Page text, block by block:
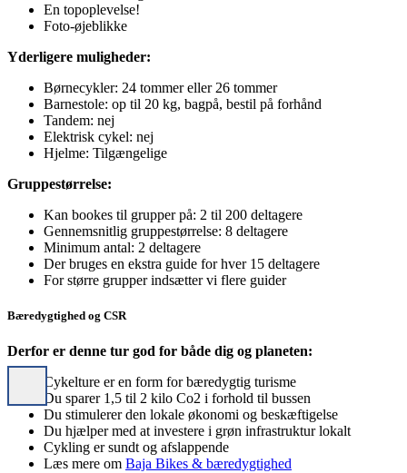
En topoplevelse!
Foto-øjeblikke
Yderligere muligheder:
Børnecykler: 24 tommer eller 26 tommer
Barnestole: op til 20 kg, bagpå, bestil på forhånd
Tandem: nej
Elektrisk cykel: nej
Hjelme: Tilgængelige
Gruppestørrelse:
Kan bookes til grupper på: 2 til 200 deltagere
Gennemsnitlig gruppestørrelse: 8 deltagere
Minimum antal: 2 deltagere
Der bruges en ekstra guide for hver 15 deltagere
For større grupper indsætter vi flere guider
Bæredygtighed og CSR
Derfor er denne tur god for både dig og planeten:
Cykelture er en form for bæredygtig turisme
Du sparer 1,5 til 2 kilo Co2 i forhold til bussen
Du stimulerer den lokale økonomi og beskæftigelse
Du hjælper med at investere i grøn infrastruktur lokalt
Cykling er sundt og afslappende
Læs mere om Baja Bikes & bæredygtighed